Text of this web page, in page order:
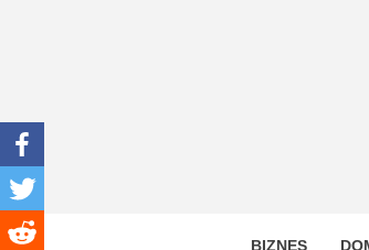
BIZNES